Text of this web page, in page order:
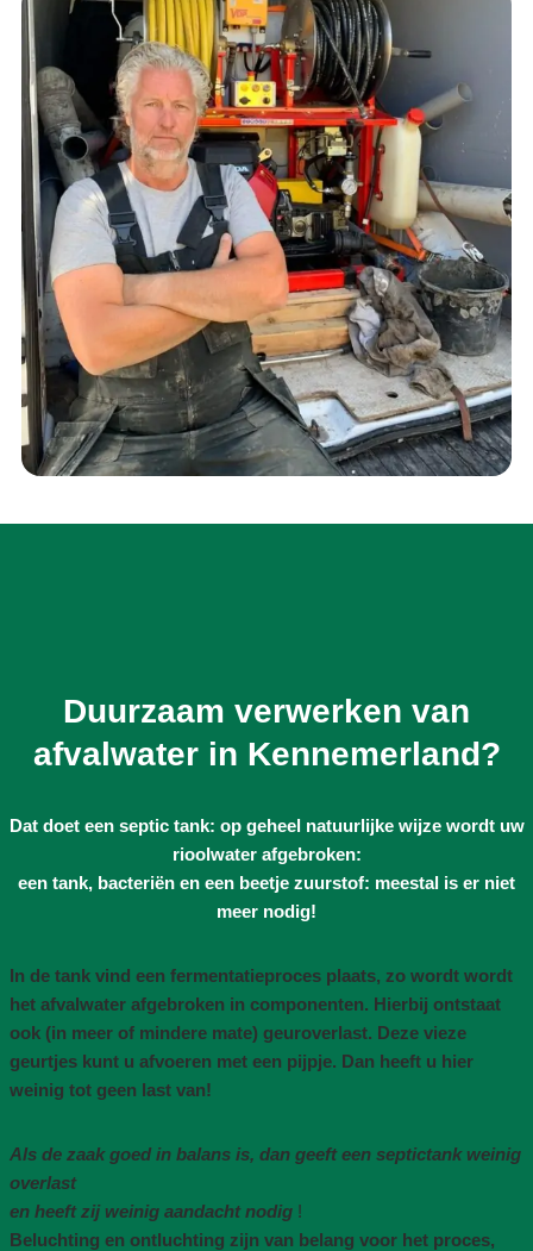
Duurzaam verwerken van
afvalwater in Kennemerland?
Dat doet een septic tank: op geheel natuurlijke wijze wordt uw
rioolwater afgebroken:
een tank, bacteriën en een beetje zuurstof: meestal is er niet
meer nodig!
In de tank vind een fermentatieproces plaats, zo wordt wordt
het afvalwater afgebroken in componenten. Hierbij ontstaat
ook (in meer of mindere mate) geuroverlast. Deze vieze
geurtjes kunt u afvoeren met een pijpje. Dan heeft u hier
weinig tot geen last van!
Als de zaak goed in balans is, dan geeft een septictank weinig
overlast
en heeft zij weinig aandacht nodig !
Beluchting en ontluchting zijn van belang voor het proces,